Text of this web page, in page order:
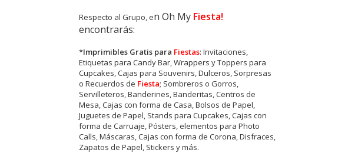
Respecto al Grupo, en Oh My Fiesta!
encontrarás:
*Imprimibles Gratis para Fiestas: Invitaciones,
Etiquetas para Candy Bar, Wrappers y Toppers para
Cupcakes, Cajas para Souvenirs, Dulceros, Sorpresas
o Recuerdos de Fiesta; Sombreros o Gorros,
Servilleteros, Banderines, Banderitas, Centros de
Mesa, Cajas con forma de Casa, Bolsos de Papel,
Juguetes de Papel, Stands para Cupcakes, Cajas con
forma de Carruaje, Pósters, elementos para Photo
Calls, Máscaras, Cajas con forma de Corona, Disfraces,
Zapatos de Papel, Stickers y más.